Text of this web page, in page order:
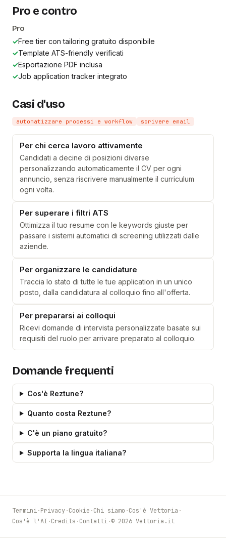
Pro e contro
Pro
✓Free tier con tailoring gratuito disponibile
✓Template ATS-friendly verificati
✓Esportazione PDF inclusa
✓Job application tracker integrato
Casi d'uso
automatizzare processi e workflow scrivere email
Per chi cerca lavoro attivamente
Candidati a decine di posizioni diverse
personalizzando automaticamente il CV per ogni
annuncio, senza riscrivere manualmente il curriculum
ogni volta.
Per superare i filtri ATS
Ottimizza il tuo resume con le keywords giuste per
passare i sistemi automatici di screening utilizzati dalle
aziende.
Per organizzare le candidature
Traccia lo stato di tutte le tue application in un unico
posto, dalla candidatura al colloquio fino all'offerta.
Per prepararsi ai colloqui
Ricevi domande di intervista personalizzate basate sui
requisiti del ruolo per arrivare preparato al colloquio.
Domande frequenti
Cos'è Reztune?
Quanto costa Reztune?
C'è un piano gratuito?
Supporta la lingua italiana?
Termini·Privacy·Cookie ·Chi siamo ·Cos'è Vettoria ·
Cos'è l'AI ·Credits ·Contatti·© 2026 Vettoria.it